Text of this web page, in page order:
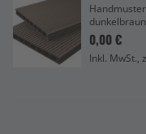
0,00 €
Inkl. MwSt.,